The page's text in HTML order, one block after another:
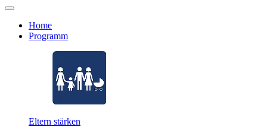
Home
Programm
Eltern stärken